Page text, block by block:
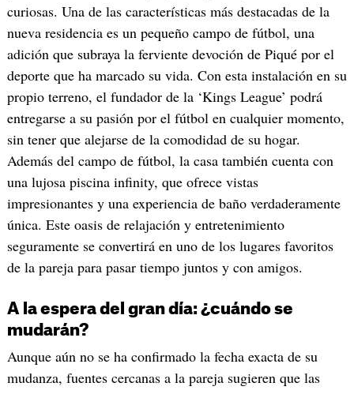
curiosas. Una de las características más destacadas de la
nueva residencia es un pequeño campo de fútbol, una
adición que subraya la ferviente devoción de Piqué por el
deporte que ha marcado su vida. Con esta instalación en su
propio terreno, el fundador de la ‘Kings League’ podrá
entregarse a su pasión por el fútbol en cualquier momento,
sin tener que alejarse de la comodidad de su hogar.
Además del campo de fútbol, la casa también cuenta con
una lujosa piscina infinity, que ofrece vistas
impresionantes y una experiencia de baño verdaderamente
única. Este oasis de relajación y entretenimiento
seguramente se convertirá en uno de los lugares favoritos
de la pareja para pasar tiempo juntos y con amigos.
A la espera del gran día: ¿cuándo se
mudarán?
Aunque aún no se ha confirmado la fecha exacta de su
mudanza, fuentes cercanas a la pareja sugieren que las